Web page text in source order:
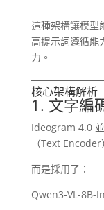
這種架構讓模型
高提示詞遵循
力。
核心架構解析
1. 文字編
Ideogram 4.0
（Text Encoder
而是採用了：
Qwen3-VL-8B-